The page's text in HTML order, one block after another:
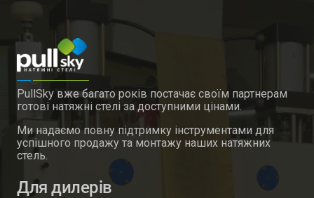
PullSky вже багато років постачає своїм партнерам
готові натяжні стелі за доступними цінами.
Ми надаємо повну підтримку інструментами для
успішного продажу та монтажу наших натяжних
стель.
Для дилерів